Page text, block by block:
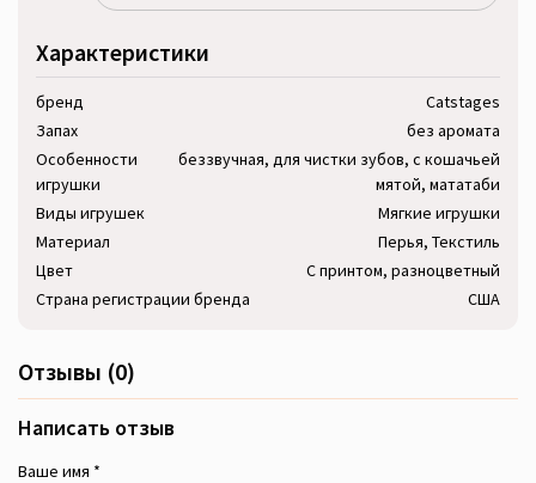
Характеристики
бренд
Catstages
Запах
без аромата
Особенности
игрушки
беззвучная, для чистки зубов, с кошачьей
мятой, мататаби
Виды игрушек
Мягкие игрушки
Материал
Перья, Текстиль
Цвет
С принтом, разноцветный
Страна регистрации бренда
США
Отзывы (0)
Написать отзыв
Ваше имя *